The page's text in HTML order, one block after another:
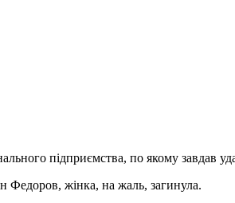
підприємства, по якому завдав
Федоров, жінка, на жаль, загинула.